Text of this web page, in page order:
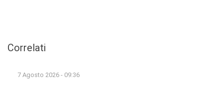
Correlati
7 Agosto 2026 - 09:36